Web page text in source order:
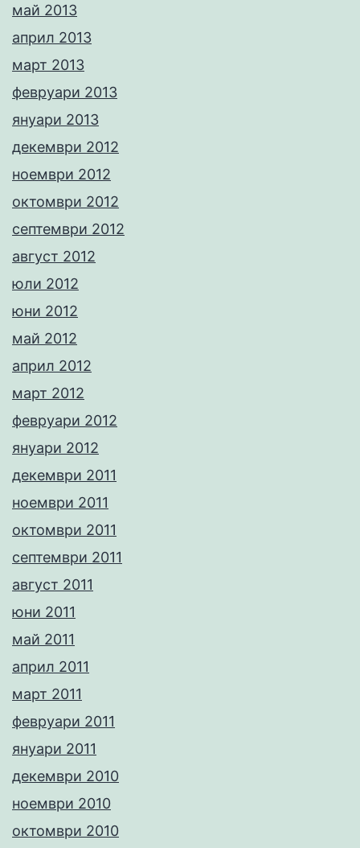
май 2013
април 2013
март 2013
февруари 2013
януари 2013
декември 2012
ноември 2012
октомври 2012
септември 2012
август 2012
юли 2012
юни 2012
май 2012
април 2012
март 2012
февруари 2012
януари 2012
декември 2011
ноември 2011
октомври 2011
септември 2011
август 2011
юни 2011
май 2011
април 2011
март 2011
февруари 2011
януари 2011
декември 2010
ноември 2010
октомври 2010